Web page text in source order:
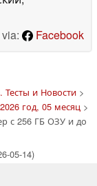
Facebook
и Новости>
год, 05 месяц >
с 256 ГБ ОЗУ и до
05-14)